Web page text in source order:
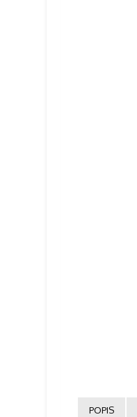
POPIS